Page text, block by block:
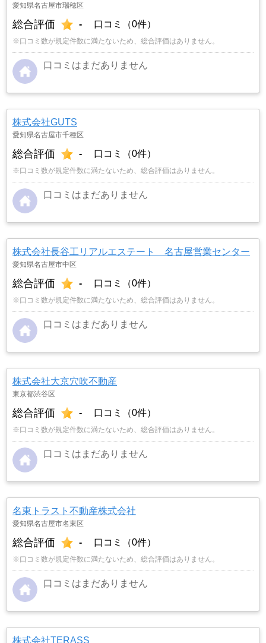
愛知県名古屋市瑞穂区
総合評価 - 口コミ（0件）
※口コミ数が規定件数に満たないため、総合評価はありません。
口コミはまだありません
株式会社GUTS
愛知県名古屋市千種区
総合評価 - 口コミ（0件）
※口コミ数が規定件数に満たないため、総合評価はありません。
口コミはまだありません
株式会社長谷工リアルエステート 名古屋営業センター
愛知県名古屋市中区
総合評価 - 口コミ（0件）
※口コミ数が規定件数に満たないため、総合評価はありません。
口コミはまだありません
株式会社大京穴吹不動産
東京都渋谷区
総合評価 - 口コミ（0件）
※口コミ数が規定件数に満たないため、総合評価はありません。
口コミはまだありません
名東トラスト不動産株式会社
愛知県名古屋市名東区
総合評価 - 口コミ（0件）
※口コミ数が規定件数に満たないため、総合評価はありません。
口コミはまだありません
株式会社TERASS